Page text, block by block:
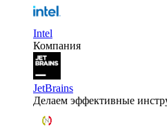
Intel
Компания
JetBrains
Делаем эффективные